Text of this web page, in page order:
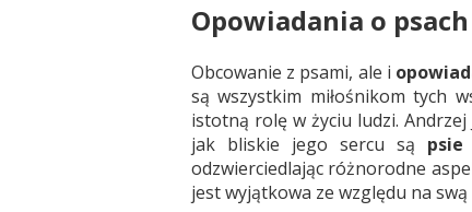
Opowiadania o
Obcowanie z psami, ale i
są wszystkim miłośnikom tych
istotną rolę w życiu ludzi.
jak bliskie jego sercu są
odzwierciedlając różnorodne
jest wyjątkowa ze względu na